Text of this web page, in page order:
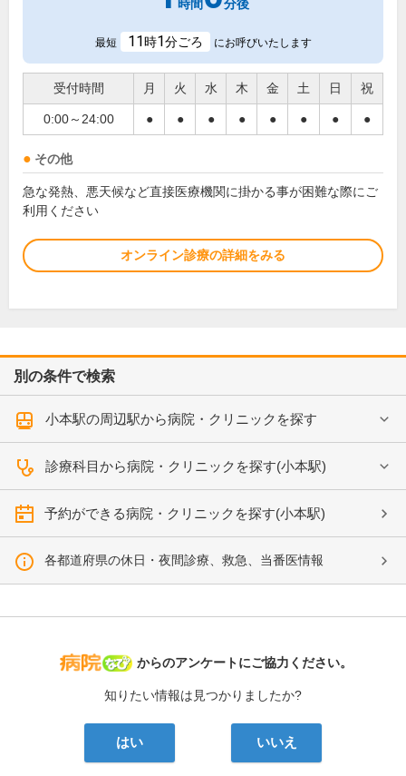
時間 分後
最短 11時1分ごろ にお呼びいたします
受付時間 月 火 水 木 金 土 日 祝
0:00～24:00 ● ● ● ● ● ● ● ●
その他
急な発熱、悪天候など直接医療機関に掛かる事が困難な際にご
利用ください
オンライン診療の詳細をみる
別の条件で検索
小本駅の周辺駅から病院・クリニックを探す
診療科目から病院・クリニックを探す(小本駅)
予約ができる病院・クリニックを探す(小本駅)
各都道府県の休日・夜間診療、救急、当番医情報
病院なび
からのアンケートにご協力ください。
知りたい情報は見つかりましたか?
はい いいえ